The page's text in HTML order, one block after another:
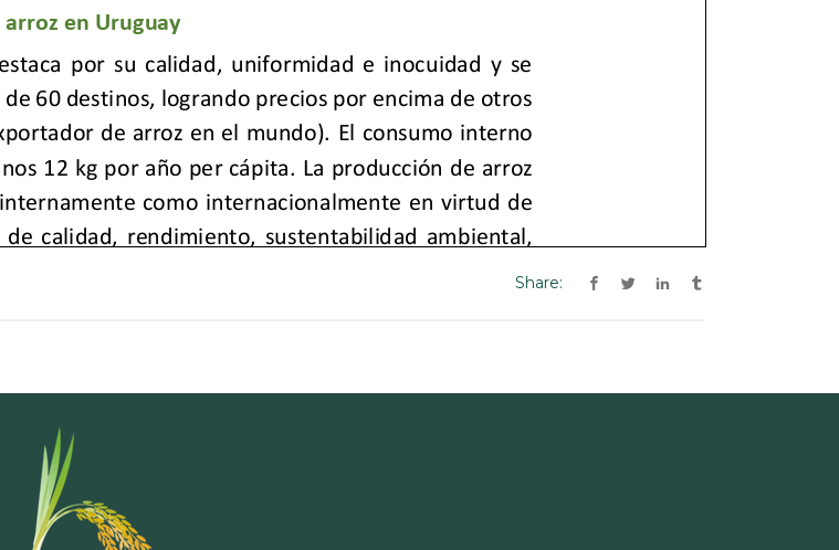
Share: